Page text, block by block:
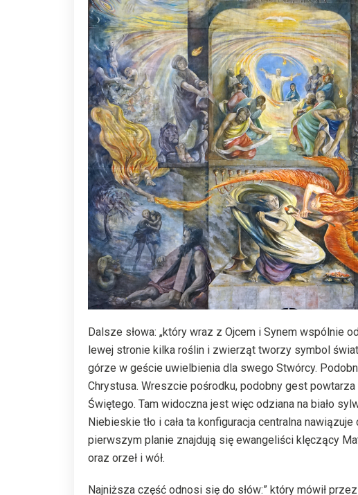
Dalsze słowa: „który wraz z Ojcem i Synem wspólnie
lewej stronie kilka roślin i zwierząt tworzy symbol
górze w geście uwielbienia dla swego Stwórcy.
Chrystusa. Wreszcie pośrodku, podobny gest
Świętego. Tam widoczna jest więc odziana na biało
Niebieskie tło i cała ta konfiguracja centralna
pierwszym planie znajdują się ewangeliści klęczący
oraz orzeł i wół.
Najniższa część odnosi się do słów:” który mówił